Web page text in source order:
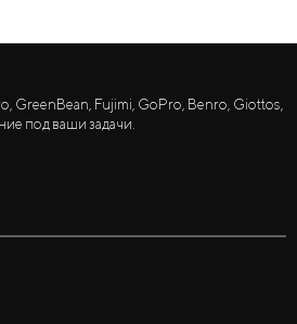
GreenBean, Fujimi, GoPro, Benro, Giottos,
под ваши задачи.